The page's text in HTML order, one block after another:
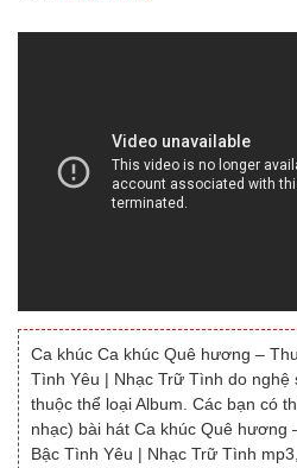
Ca khúc Ca khúc Quê hương –
Tình Yêu | Nhạc Trữ Tình do nghệ
thuộc thể loại Album. Các bạn có
nhạc) bài hát Ca khúc Quê hương
Bậc Tình Yêu | Nhạc Trữ Tình